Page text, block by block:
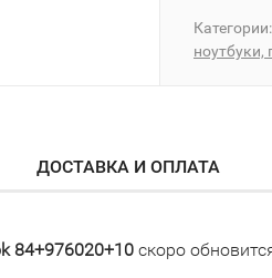
Категории:
ДОСТАВКА И ОПЛАТА
84+976020+10 скоро